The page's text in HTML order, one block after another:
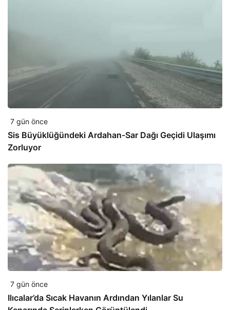
7 gün önce
Sis Büyüklüğündeki Ardahan-Sar Dağı Geçidi Ulaşımı
Zorluyor
7 gün önce
Ilıcalar’da Sıcak Havanın Ardından Yılanlar Su